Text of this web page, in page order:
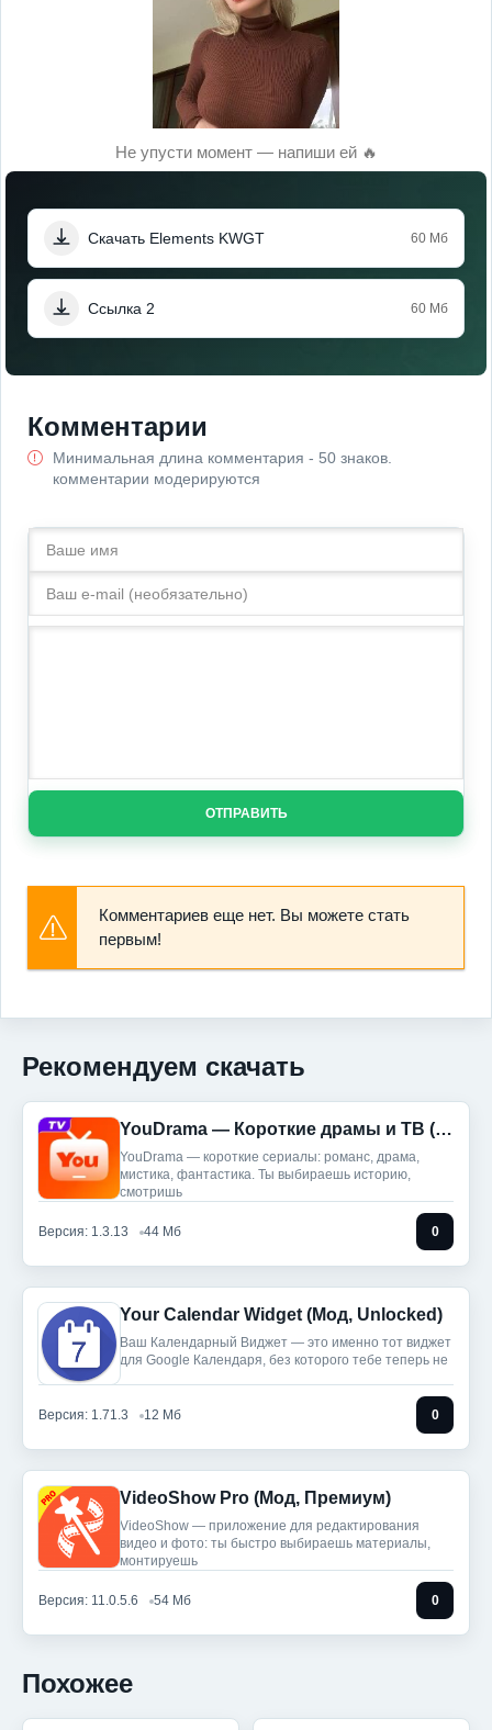
Не упусти момент — напиши ей 🔥
Скачать Elements KWGT 60 Мб
Ссылка 2 60 Мб
Комментарии
Минимальная длина комментария - 50 знаков.
комментарии модерируются
ОТПРАВИТЬ
Комментариев еще нет. Вы можете стать
первым!
Рекомендуем скачать
YouDrama — Короткие драмы и ТВ (Мод, Premium Unlocked)
YouDrama — короткие сериалы: романс, драма,
мистика, фантастика. Ты выбираешь историю,
смотришь
Версия: 1.3.13 44 Мб 0
Your Calendar Widget (Мод, Unlocked)
Ваш Календарный Виджет — это именно тот виджет
для Google Календаря, без которого тебе теперь не
Версия: 1.71.3 12 Мб 0
VideoShow Pro (Мод, Премиум)
VideoShow — приложение для редактирования
видео и фото: ты быстро выбираешь материалы,
монтируешь
Версия: 11.0.5.6 54 Мб 0
Похожее